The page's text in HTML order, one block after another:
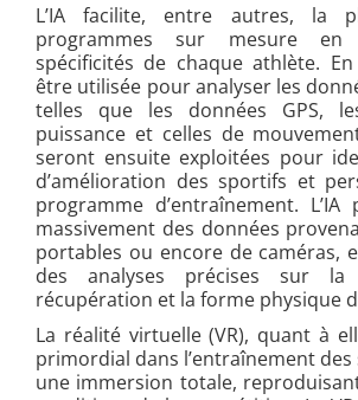
L’IA facilite, entre autres, la
programmes sur mesure en
spécificités de chaque athlète.
être utilisée pour analyser les
telles que les données GPS,
puissance et celles de
seront ensuite exploitées pour
d’amélioration des sportifs et
programme d’entraînement.
massivement des données
portables ou encore de caméras,
des analyses précises sur la
récupération et la forme physique
La réalité virtuelle (VR), quant à
primordial dans l’entraînement
une immersion totale,